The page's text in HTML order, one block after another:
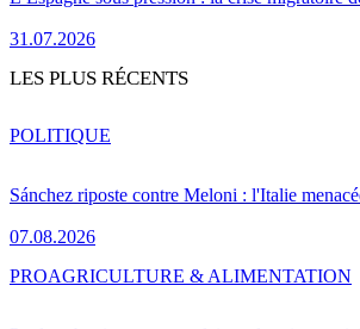
31.07.2026
LES PLUS RÉCENTS
Sánchez riposte contre Meloni : l'Italie
07.08.2026
POLITIQUE
PROAGRICULTURE & ALIMENTATION